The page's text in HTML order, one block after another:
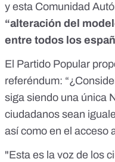
y esta Comunidad
“alteración del
entre todos los
El Partido Popular
referéndum:
siga siendo una única
ciudadanos sean
así como en el acceso
"Esta es la voz de los